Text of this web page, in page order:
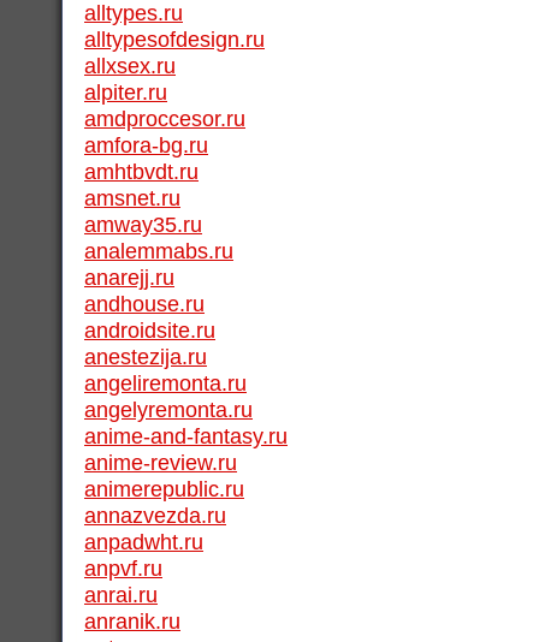
alltypes.ru
alltypesofdesign.ru
allxsex.ru
alpiter.ru
amdproccesor.ru
amfora-bg.ru
amhtbvdt.ru
amsnet.ru
amway35.ru
analemmabs.ru
anarejj.ru
andhouse.ru
androidsite.ru
anestezija.ru
angeliremonta.ru
angelyremonta.ru
anime-and-fantasy.ru
anime-review.ru
animerepublic.ru
annazvezda.ru
anpadwht.ru
anpvf.ru
anrai.ru
anranik.ru